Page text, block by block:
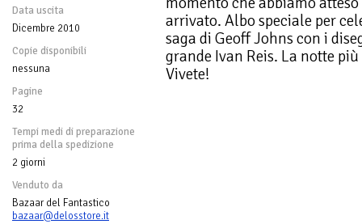
Data uscita
Dicembre 2010
Copie disponibili
nessuna
Pagine
32
Tempi medi di preparazione
prima della spedizione
2 giorni
Venduto da
Bazaar del Fantastico
bazaar@delosstore.it
arrivato. Albo speciale per
saga di Geoff Johns con i
grande Ivan Reis. La notte
Vivete!